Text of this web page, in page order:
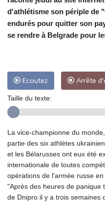
d'athlétisme son périple de
endurés pour quitter son
se rendre à Belgrade pour
Ecoutez Arrête
Taille du texte:
La vice-championne du
partie des six athlètes
et les Bélarusses ont eux été
internationale de toutes
opérations de l'armée russe en
"Après des heures de panique
de Dnipro il y a trois semaines